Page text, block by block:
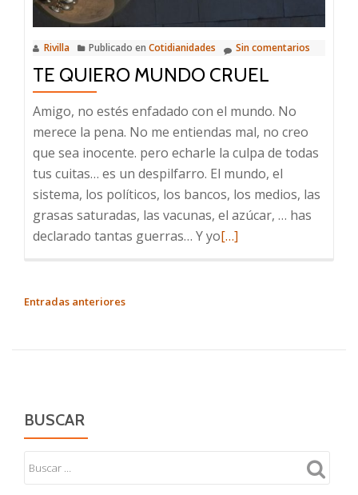
Rivilla Publicado en Cotidianidades Sin comentarios
TE QUIERO MUNDO CRUEL
Amigo, no estés enfadado con el mundo. No
merece la pena. No me entiendas mal, no creo
que sea inocente. pero echarle la culpa de todas
tus cuitas… es un despilfarro. El mundo, el
sistema, los políticos, los bancos, los medios, las
grasas saturadas, las vacunas, el azúcar, … has
declarado tantas guerras… Y yoLeer
[…]
NAVEGACIÓN
Entradas anteriores
BUSCAR